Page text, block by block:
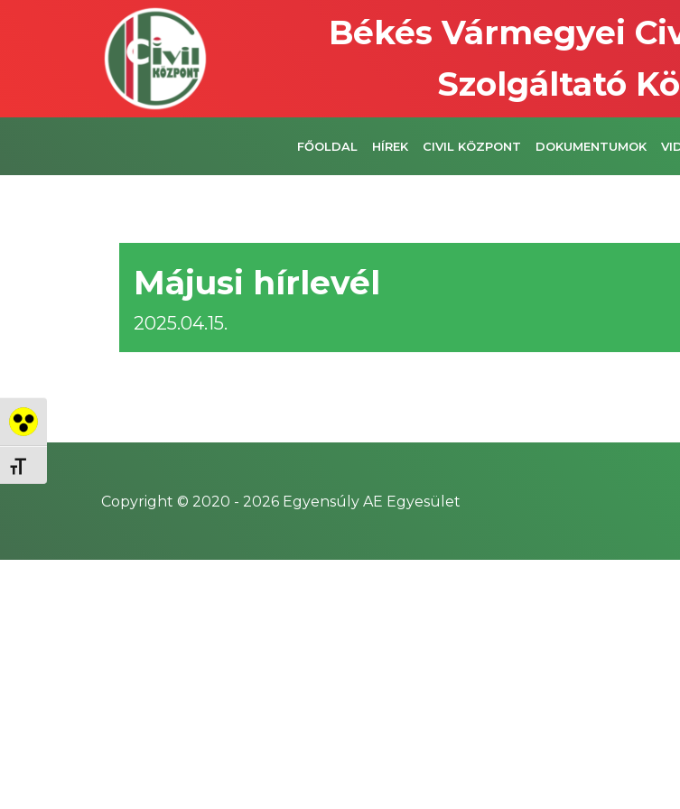
Nagy kontraszt váltása
Betűméret váltása
Békés Vármegyei
Szolgáltató
FŐOLDAL HÍREK CIVIL KÖZPONT DOKUMENTUMOK
Májusi hírlevél
2025.04.15.
Copyright © 2020 - 2026 Egyensúly AE Egyesület